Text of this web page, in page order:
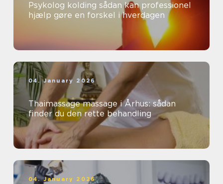
Psykolog kolding sådan kan professionel
hjælp gøre en forskel i hverdagen
04. January 2026
Thaimassage massage i Århus: sådan
finder du den rette behandling
04. January 2026